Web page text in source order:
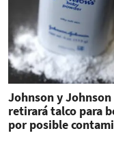
Johnson y Johnson
retirará talco para
por posible